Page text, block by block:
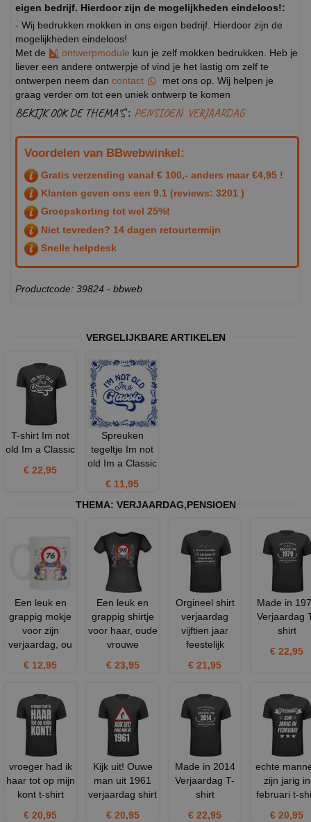
eigen bedrijf. Hierdoor zijn de mogelijkheden eindeloos!:
- Wij bedrukken mokken in ons eigen bedrijf. Hierdoor zijn de
mogelijkheden eindeloos!
Met de
ontwerpmodule kun je zelf mokken bedrukken. Heb je
liever een andere ontwerpje of vind je het lastig om zelf te
ontwerpen neem dan contact
met ons op. Wij helpen je
graag verder om tot een uniek ontwerp te komen
BEKIJK OOK DE THEMA'S : PENSIOEN VERJAARDAG
Voordelen van BBwebwinkel:
Gratis verzending vanaf € 100,- anders maar €4,95 !
Klanten geven ons een 9.1 (reviews: 3201 )
Groepskorting tot wel 25%!
Niet tevreden? 14 dagen retourtermijn
Snelle helpdesk
Productcode: 39824 - bbweb
VERGELIJKBARE ARTIKELEN
T-shirt Im not
old Im a Classic
€ 22,95
Spreuken
tegeltje Im not
old Im a Classic
€ 11,95
THEMA: VERJAARDAG,PENSIOEN
Een leuk en
grappig mokje
voor zijn
verjaardag, ou
€ 12,95
Een leuk en
grappig shirtje
voor haar, oude
vrouwe
€ 23,95
Orgineel shirt
verjaardag
vijftien jaar
feestelijk
€ 21,95
Made in
Verjaardag
shirt
€ 22,95
vroeger had ik
haar tot op mijn
kont t-shirt
€ 20,95
Kijk uit! Ouwe
man uit 1961
verjaardag shirt
€ 20,95
Made in 2014
Verjaardag T-
shirt
€ 22,95
echte
zijn jarig in
februari t-
€ 20,95